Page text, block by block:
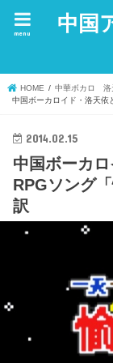
中国
menu
HOME
中華ボカロ 洛
中国ボーカロイド・洛天依
2014.02.15
中国ボーカ
RPGソング
訳